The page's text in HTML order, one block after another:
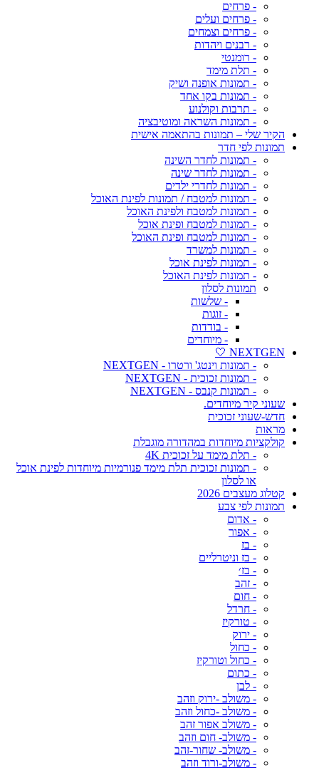
- פרחים
- פרחים ועלים
- פרחים וצמחים
- רבנים ויהדות
- רומנטי
- תלת מימד
- תמונות אופנה ושיק
- תמונות בקו אחד
- תרבות וקולנוע
- תמונות השראה ומוטיבציה
הקיר שלי – תמונות בהתאמה אישית
תמונות לפי חדר
- תמונות לחדר השינה
- תמונות לחדר שינה
- תמונות לחדרי ילדים
- תמונות למטבח / תמונות לפינת האוכל
- תמונות למטבח ולפינת האוכל
- תמונות למטבח ופינת אוכל
- תמונות למטבח ופינת האוכל
- תמונות למשרד
- תמונות לפינת אוכל
- תמונות לפינת האוכל
תמונות לסלון
- שלשות
- זוגות
- בודדות
- מיוחדים
NEXTGEN 🤍
- תמונות וינטג' ורטרו - NEXTGEN
- תמונות זכוכית - NEXTGEN
- תמונות קנבס - NEXTGEN
שעוני קיר מיוחדים.
חדש-שעוני זכוכית
מראות
קולקציות מיוחדות במהדורה מוגבלת
- תלת מימד על זכוכית 4K
- תמונות זכוכית תלת מימד פנורמיות מיוחדות לפינת אוכל
או לסלון
קטלוג מעצבים 2026
תמונות לפי צבע
- אדום
- אפור
- בז
- בז וניטרליים
- בז׳
- זהב
- חום
- חרדל
- טורקיז
- ירוק
- כחול
- כחול וטורקיז
- כתום
- לבן
- משולב -ירוק וזהב
- משולב -כחול וזהב
- משולב אפור זהב
- משולב- חום וזהב
- משולב- שחור-זהב
- משולב-ורוד וזהב